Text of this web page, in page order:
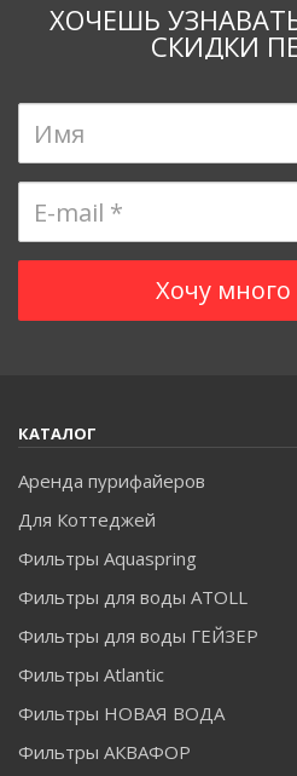
ХОЧЕШЬ
СКИДКИ
КАТАЛОГ
Аренда пурифайеров
Для Коттеджей
Фильтры Aquaspring
Фильтры для воды ATOLL
Фильтры для воды ГЕЙЗЕР
Фильтры Atlantic
Фильтры НОВАЯ ВОДА
Фильтры АКВАФОР